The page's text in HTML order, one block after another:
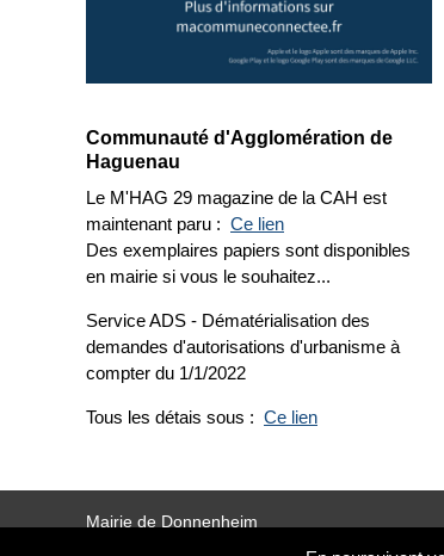
Communauté d'Agglomération de
Haguenau
Le M'HAG 29 magazine de la CAH est
maintenant paru : Ce lien
Des exemplaires papiers sont disponibles
en mairie si vous le souhaitez...
Service ADS - Dématérialisation des
demandes d'autorisations d'urbanisme à
compter du 1/1/2022
Tous les détais sous : Ce lien
Mairie de Donnenheim
25 Place de l’École : 67170 Donnenheim